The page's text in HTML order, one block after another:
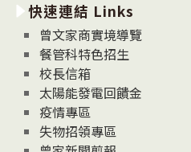
消
息
News
快速連結 Links
曾文家商實境導覽
餐管科特色招生
校長信箱
太陽能發電回饋金
疫情專區
失物招領專區